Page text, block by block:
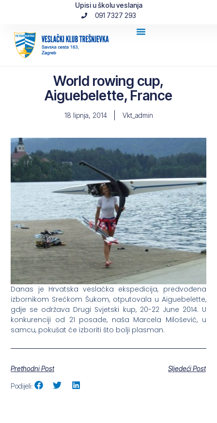
Upisi u školu veslanja
091 7327 293
World rowing cup,
Aiguebelette, France
18 lipnja, 2014 Vkt_admin
Danas je Hrvatska veslačka ekspedicija, predvođena
izbornikom Srećkom Šukom, otputovala u Aiguebelette,
gdje se održava Drugi Svjetski kup, 20-22 June 2014. U
konkurenciji od 21 posade, naša Marcela Milošević, u
samcu, pokušat će izboriti što bolji plasman.
Prethodni Post Sljedeći Post
Podijeli: